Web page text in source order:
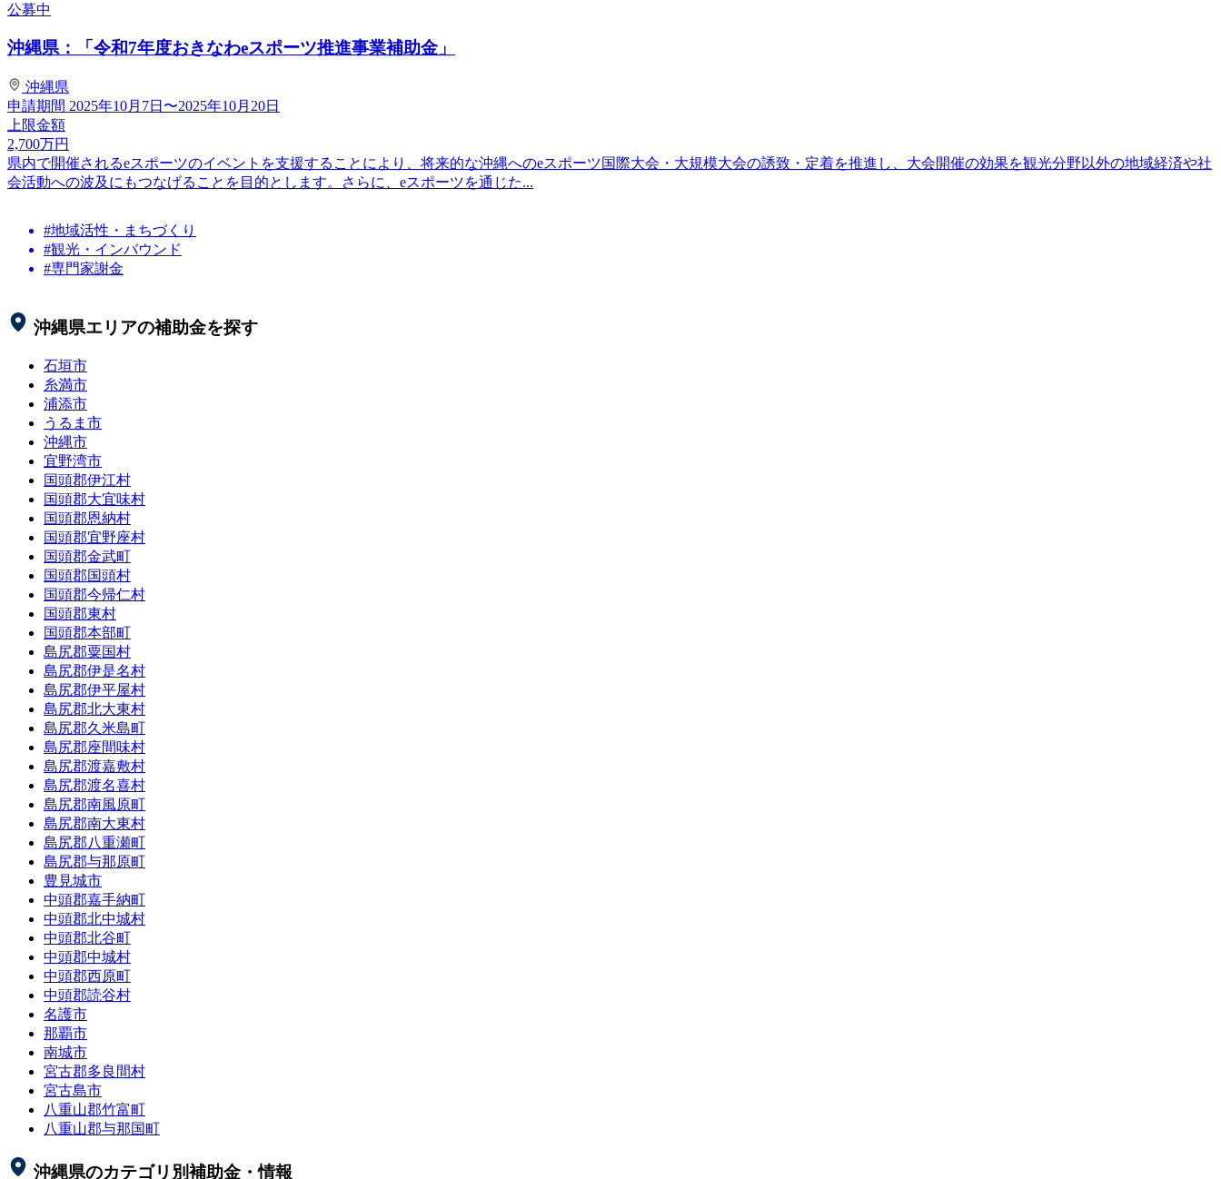
公募中
沖縄県：「令和7年度おきなわeスポーツ推進事業補助金」
沖縄県
申請期間 2025年10月7日〜2025年10月20日
上限金額
2,700万円
県内で開催されるeスポーツのイベントを支援することにより、将来的な沖縄へのeスポーツ国際大会・大規模大会の誘致・定着を推進し、大会開催の効果を観光分野以外の地域経済や社
会活動への波及にもつなげることを目的とします。さらに、eスポーツを通じた...
#地域活性・まちづくり
#観光・インバウンド
#専門家謝金
沖縄県エリアの補助金を探す
石垣市
糸満市
浦添市
うるま市
沖縄市
宜野湾市
国頭郡伊江村
国頭郡大宜味村
国頭郡恩納村
国頭郡宜野座村
国頭郡金武町
国頭郡国頭村
国頭郡今帰仁村
国頭郡東村
国頭郡本部町
島尻郡粟国村
島尻郡伊是名村
島尻郡伊平屋村
島尻郡北大東村
島尻郡久米島町
島尻郡座間味村
島尻郡渡嘉敷村
島尻郡渡名喜村
島尻郡南風原町
島尻郡南大東村
島尻郡八重瀬町
島尻郡与那原町
豊見城市
中頭郡嘉手納町
中頭郡北中城村
中頭郡北谷町
中頭郡中城村
中頭郡西原町
中頭郡読谷村
名護市
那覇市
南城市
宮古郡多良間村
宮古島市
八重山郡竹富町
八重山郡与那国町
沖縄県のカテゴリ別補助金・情報